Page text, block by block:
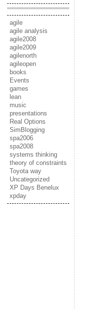
agile
agile analysis
agile2008
agile2009
agilenorth
agileopen
books
Events
games
lean
music
presentations
Real Options
SimBlogging
spa2006
spa2008
systems thinking
theory of constraints
Toyota way
Uncategorized
XP Days Benelux
xpday